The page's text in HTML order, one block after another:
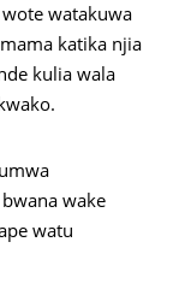
watakuwa
katika njia
kulia wala
wake
watu